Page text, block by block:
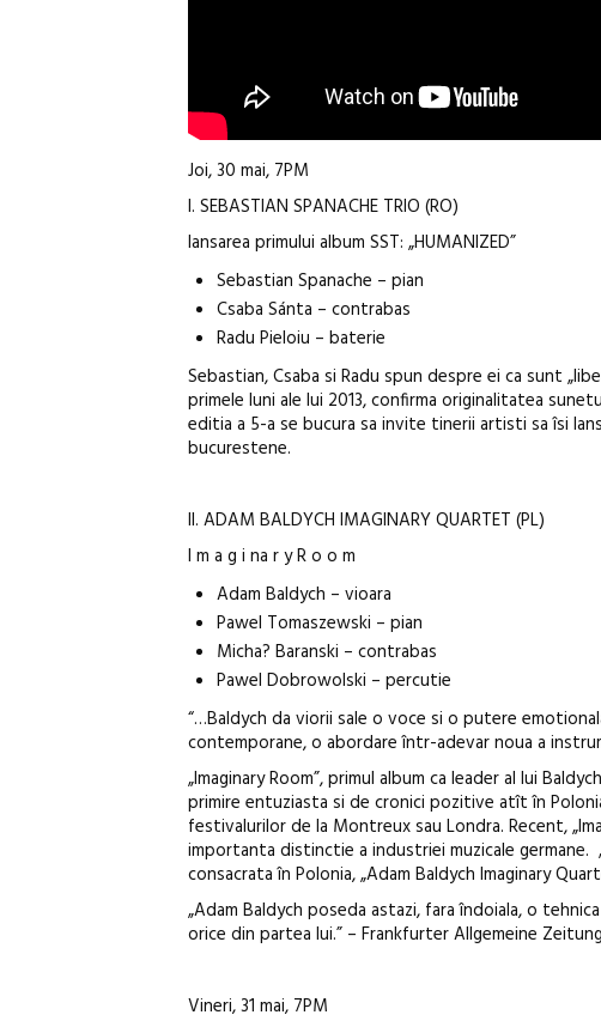
Joi, 30 mai, 7PM
I. SEBASTIAN SPANACHE TRIO (RO)
lansarea primului album SST: „HUMANIZED”
Sebastian Spanache – pian
Csaba Sánta – contrabas
Radu Pieloiu – baterie
Sebastian, Csaba si Radu spun despre ei ca sunt
primele luni ale lui 2013, confirma originalitatea
editia a 5-a se bucura sa invite tinerii artisti sa îsi
bucurestene.
II. ADAM BALDYCH IMAGINARY QUARTET (PL)
I m a g i na r y R o o m
Adam Baldych – vioara
Pawel Tomaszewski – pian
Micha? Baranski – contrabas
Pawel Dobrowolski – percutie
“…Baldych da viorii sale o voce si o putere
contemporane, o abordare într-adevar noua a
„Imaginary Room”, primul album ca leader al lui
primire entuziasta si de cronici pozitive atît în
festivalurilor de la Montreux sau Londra. Recent,
importanta distinctie a industriei muzicale germane.
consacrata în Polonia, „Adam Baldych Imaginary
„Adam Baldych poseda astazi, fara îndoiala, o
orice din partea lui.” – Frankfurter Allgemeine
Vineri, 31 mai, 7PM